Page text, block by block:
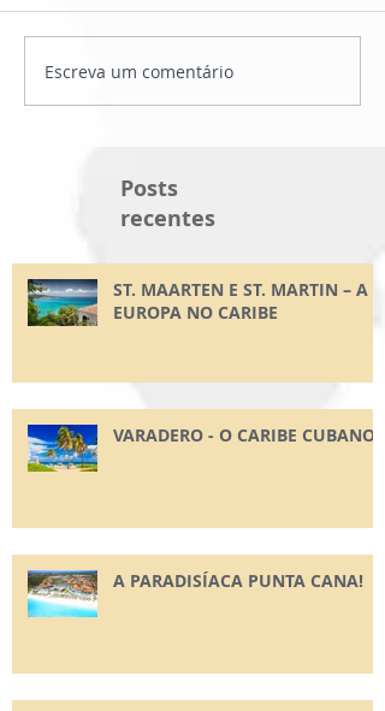
Posts
recentes
Escreva um comentário
ST. MAARTEN E ST. MARTIN – A
EUROPA NO CARIBE
VARADERO - O CARIBE CUBANO
A PARADISÍACA PUNTA CANA!